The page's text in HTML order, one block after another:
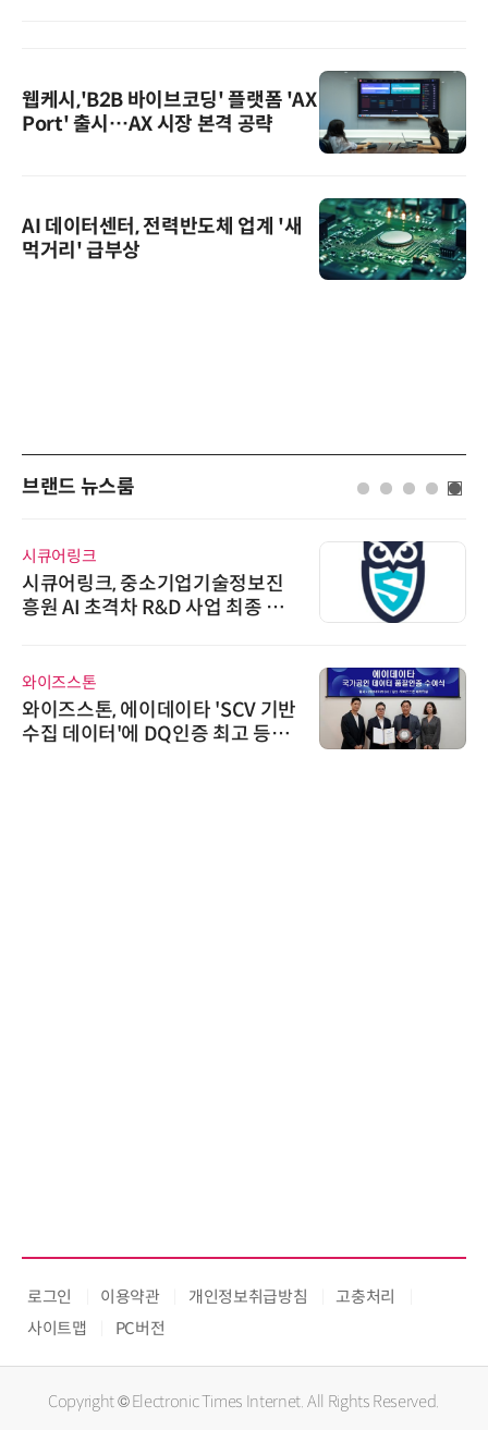
웹케시,'B2B 바이브코딩' 플랫폼 'AX
Port' 출시…AX 시장 본격 공략
AI 데이터센터, 전력반도체 업계 '새
먹거리' 급부상
브랜드 뉴스룸
시큐어링크
시큐어링크, 중소기업기술정보진
흥원 AI 초격차 R&D 사업 최종 선
와이즈스톤
와이즈스톤, 에이데이타 'SCV 기반
수집 데이터'에 DQ인증 최고 등급
로그인 이용약관 개인정보취급방침
고충처리
사이트맵
PC버전
Copyright © Electronic Times Internet. All Rights Reserved.